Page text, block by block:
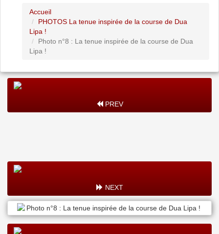
Accueil
PHOTOS La tenue inspirée de la course de Dua
Lipa !
Photo n°8 : La tenue inspirée de la course de Dua
Lipa !
PREV
NEXT